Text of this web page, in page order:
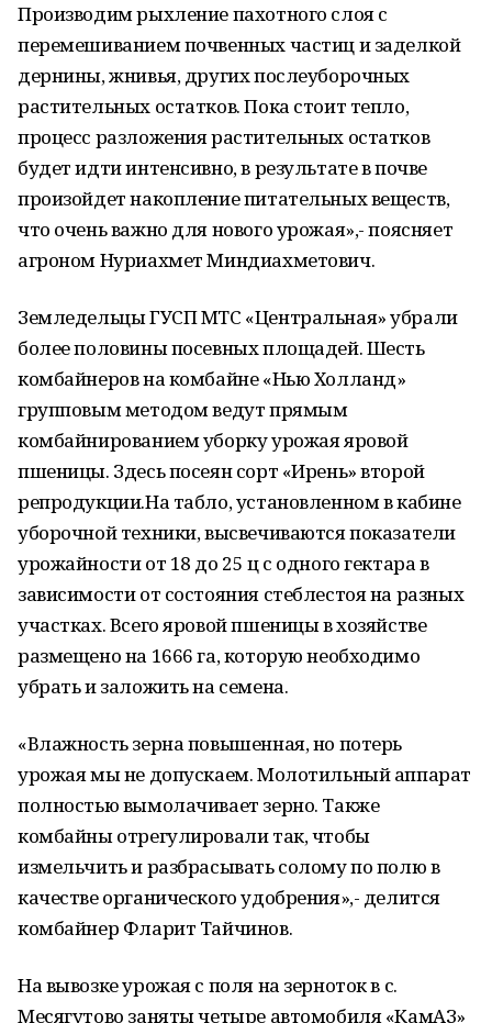
Производим рыхление пахотного слоя с
перемешиванием почвенных частиц и заделкой
дернины, жнивья, других послеуборочных
растительных остатков. Пока стоит тепло,
процесс разложения растительных остатков
будет идти интенсивно, в результате в почве
произойдет накопление питательных веществ,
что очень важно для нового урожая»,- поясняет
агроном Нуриахмет Миндиахметович.
Земледельцы ГУСП МТС «Центральная» убрали
более половины посевных площадей. Шесть
комбайнеров на комбайне «Нью Холланд»
групповым методом ведут прямым
комбайнированием уборку урожая яровой
пшеницы. Здесь посеян сорт «Ирень» второй
репродукции.На табло, установленном в кабине
уборочной техники, высвечиваются показатели
урожайности от 18 до 25 ц с одного гектара в
зависимости от состояния стеблестоя на разных
участках. Всего яровой пшеницы в хозяйстве
размещено на 1666 га, которую необходимо
убрать и заложить на семена.
«Влажность зерна повышенная, но потерь
урожая мы не допускаем. Молотильный аппарат
полностью вымолачивает зерно. Также
комбайны отрегулировали так, чтобы
измельчить и разбрасывать солому по полю в
качестве органического удобрения»,- делится
комбайнер Фларит Тайчинов.
На вывозке урожая с поля на зерноток в с.
Месягутово заняты четыре автомобиля «КамАЗ»